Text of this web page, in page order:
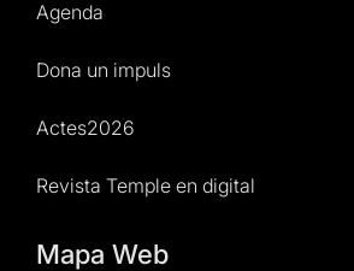
Agenda
Dona un impuls
Actes2026
Revista Temple en digital
Mapa Web